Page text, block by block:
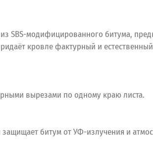
SBS-модифицированного битума,
кровле фактурный и
вырезами по одному краю листа.
битум от УФ-излучения и